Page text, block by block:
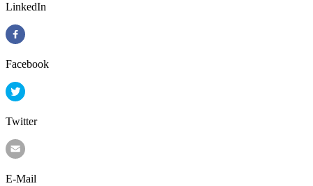
LinkedIn
Facebook
Twitter
E-Mail